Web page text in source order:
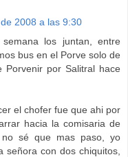
2008 a las 9:30
los juntan, entre
bus en el Porve solo de
por Salitral hace
el chofer fue que ahi por
hacia la comisaria de
sé que mas paso, yo
señora con dos chiquitos,